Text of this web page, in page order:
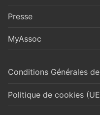
Presse
MyAssoc
Conditions Générales
Politique de cookies